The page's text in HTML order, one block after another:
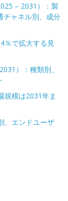
– 2031）：製
チャネル別、成分
％で拡大する見
）：種類別、
規模は2031年ま
、エンドユーザ